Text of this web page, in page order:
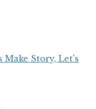
Make Story, Let's